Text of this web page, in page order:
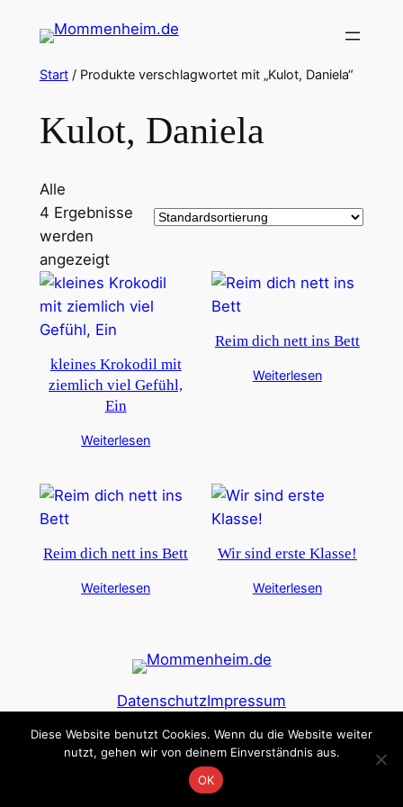
Inhalt
springen
Start/ Produkte verschlagwortet mit „Kulot, Daniela“
Kulot, Daniela
Alle
4 Ergebnisse
werden
angezeigt
kleines Krokodil mit
ziemlich viel Gefühl,
Ein
Weiterlesen
Reim dich nett ins Bett
Weiterlesen
Reim dich nett ins Bett
Weiterlesen
Wir sind erste Klasse!
Weiterlesen
DatenschutzImpressum
Diese Website benutzt Cookies. Wenn du die Website weiter
nutzt, gehen wir von deinem Einverständnis aus.
OK